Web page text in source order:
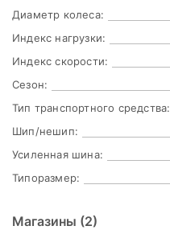
Диаметр колеса:
Индекс нагрузки:
Индекс скорости:
Сезон:
Тип транспортного средства:
Шип/нешип:
Усиленная шина:
Типоразмер:
Магазины (2)